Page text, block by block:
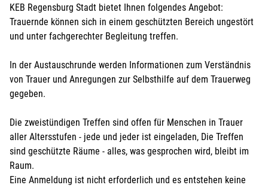
KEB Regensburg Stadt bietet Ihnen folgendes Angebot:
Trauernde können sich in einem geschützten Bereich ungestört
und unter fachgerechter Begleitung treffen.
In der Austauschrunde werden Informationen zum Verständnis
von Trauer und Anregungen zur Selbsthilfe auf dem Trauerweg
gegeben.
Die zweistündigen Treffen sind offen für Menschen in Trauer
aller Altersstufen - jede und jeder ist eingeladen, Die Treffen
sind geschützte Räume - alles, was gesprochen wird, bleibt im
Raum.
Eine Anmeldung ist nicht erforderlich und es entstehen keine